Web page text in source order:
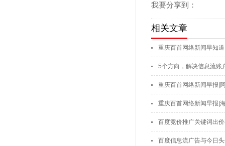
我要分享到：
相关文章
重庆百首网络新闻早知
5个方向，解决信息流账
重庆百首网络新闻早报|
重庆百首网络新闻早报|
百度竞价推广关键词出
百度信息流广告与今日